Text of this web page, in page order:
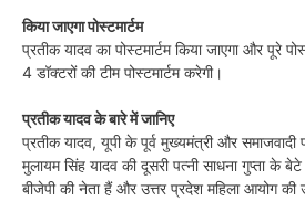
किया जाएगा पोस्टमार्टम
प्रतीक यादव का पोस्टमार्टम किया जाएगा और पूरे
4 डॉक्टरों की टीम पोस्टमार्टम करेगी।
प्रतीक यादव के बारे में जानिए
प्रतीक यादव, यूपी के पूर्व मुख्यमंत्री और समाजवादी
मुलायम सिंह यादव की दूसरी पत्नी साधना गुप्ता के
बीजेपी की नेता हैं और उत्तर प्रदेश महिला आयोग की